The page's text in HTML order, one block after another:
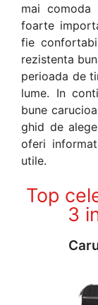
mai
foarte
fie
rezistenta
perioada de
lume. In
bune
ghid de
oferi
utile.
Top
3